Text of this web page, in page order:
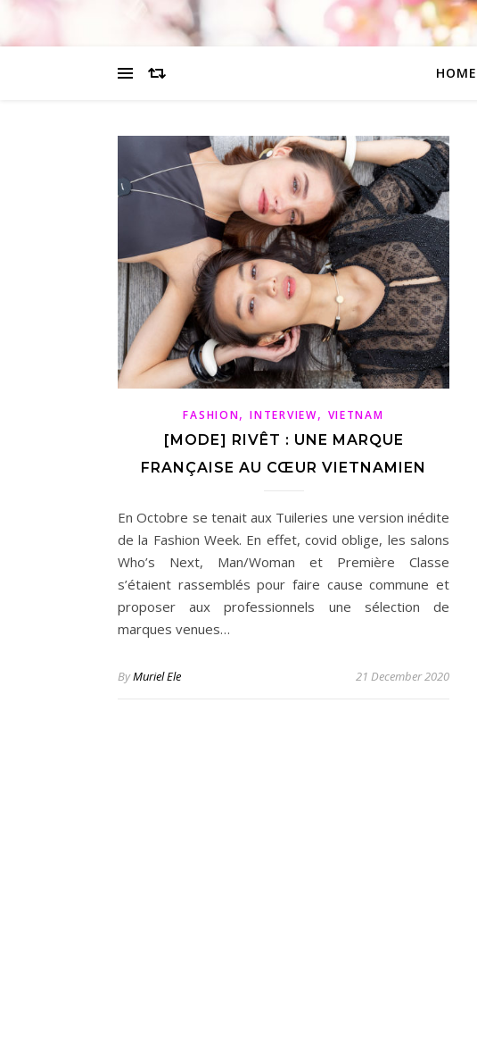
HOME
FASHION,INTERVIEW, VIETNAM
[MODE] RIVÊT : UNE MARQUE
FRANÇAISE AU CŒUR VIETNAMIEN
En Octobre se tenait aux Tuileries une version inédite
de la Fashion Week. En effet, covid oblige, les salons
Who’s Next, Man/Woman et Première Classe
s’étaient rassemblés pour faire cause commune et
proposer aux professionnels une sélection de
marques venues…
ByMuriel Ele 21 December 2020